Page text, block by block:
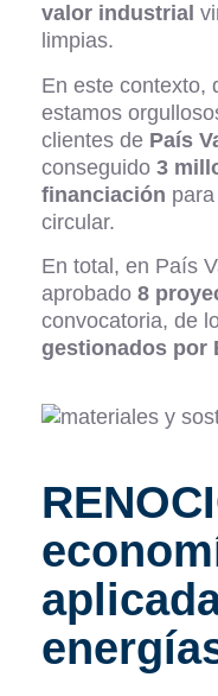
valor industrial
limpias.
En este contexto,
estamos
clientes de País
conseguido 3
financiación
circular.
En total, en País
aprobado 8
convocatoria, de
gestionados por